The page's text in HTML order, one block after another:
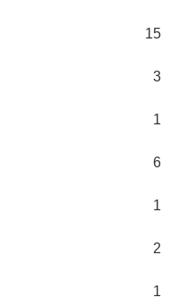
15
3
1
6
1
2
1